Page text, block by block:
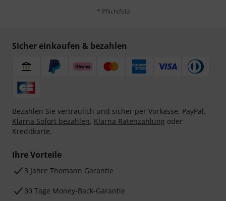
* Pflichtfeld
Sicher einkaufen & bezahlen
Bezahlen Sie vertraulich und sicher per Vorkasse, PayPal,
Klarna Sofort bezahlen, Klarna Ratenzahlung oder
Kreditkarte.
Ihre Vorteile
3 Jahre Thomann Garantie
30 Tage Money-Back-Garantie